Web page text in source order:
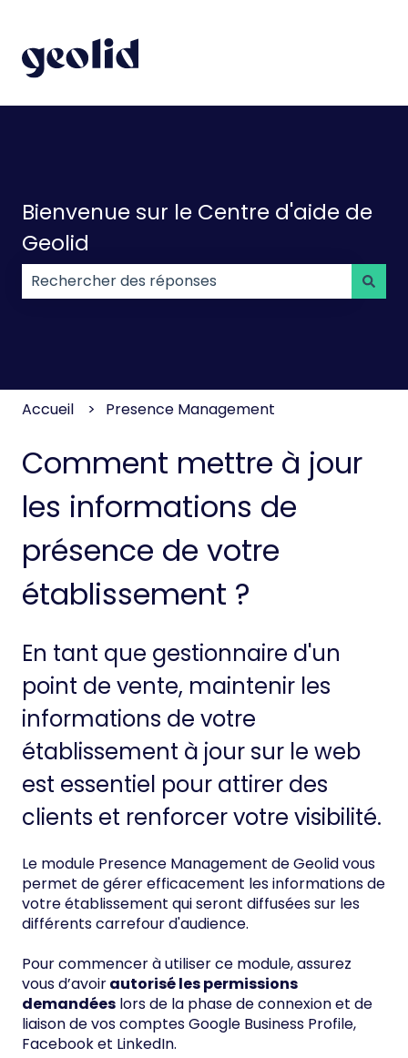
Bienvenue sur le Centre d'aide de
Geolid
Accueil Presence Management
Comment mettre à jour
les informations de
présence de votre
établissement ?
En tant que gestionnaire d'un
point de vente, maintenir les
informations de votre
établissement à jour sur le web
est essentiel pour attirer des
clients et renforcer votre visibilité.
Le module Presence Management de Geolid vous
permet de gérer efficacement les informations de
votre établissement qui seront diffusées sur les
différents carrefour d'audience.
Pour commencer à utiliser ce module, assurez
vous d’avoirautorisé les permissions
demandées lors de la phase de connexion et de
liaison de vos comptes Google Business Profile,
Facebook et LinkedIn.